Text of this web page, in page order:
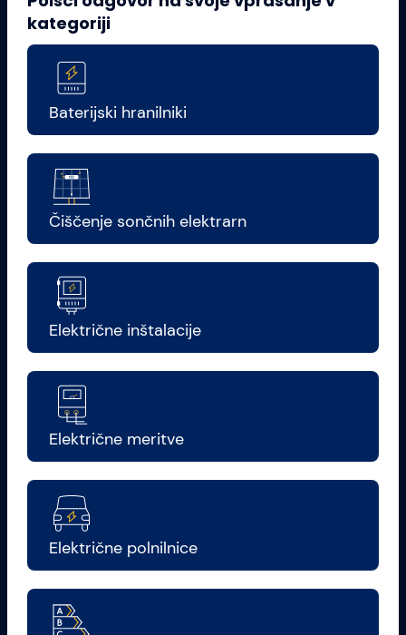
kategoriji
Baterijski hranilniki
Čiščenje sončnih elektrarn
Električne inštalacije
Električne meritve
Električne polnilnice